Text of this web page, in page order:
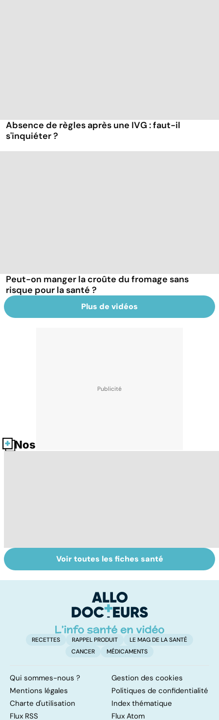
Absence de règles après une IVG : faut-il
s'inquiéter ?
Peut-on manger la croûte du fromage sans
risque pour la santé ?
Plus de vidéos
Nos fiches santé
HPV : tout savoir
sur les
Gynéco : un suivi
pour la vie
Voir toutes les fiches santé
RECETTES RAPPEL PRODUIT
LE MAG DE LA SANTÉ
CANCER
MÉDICAMENTS
Qui sommes-nous ?
Gestion des cookies
Mentions légales
Politiques de confidentialité
Charte d'utilisation
Index thématique
Flux RSS
Flux Atom